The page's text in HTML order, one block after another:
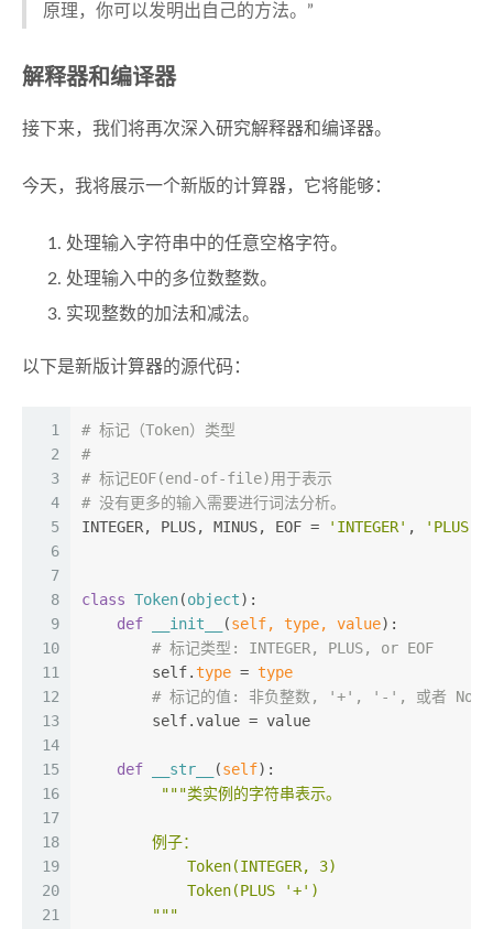
原理，你可以发明出自己的方法。”
解释器和编译器
接下来，我们将再次深入研究解释器和编译器。
今天，我将展示一个新版的计算器，它将能够：
处理输入字符串中的任意空格字符。
处理输入中的多位数整数。
实现整数的加法和减法。
以下是新版计算器的源代码：
1
2
3
4
5
6
7
8
9
10
11
12
13
14
15
16
17
18
19
20
21
# 标记（Token）类型
#
# 标记EOF(end-of-file)用于表示
# 没有更多的输入需要进行词法分析。
INTEGER, PLUS, MINUS, EOF =
'INTEGER' , 'PLUS'
class Token(object):
def
__init__ (self, type, value):
# 标记类型: INTEGER, PLUS, or EOF
        self.
type = type
# 标记的值: 非负整数, '+', '-', 或者 None
        self.value = value
def __str__ (self):
"""类实例的字符串表示。
        例子：
            Token(INTEGER, 3)
            Token(PLUS '+')
        """